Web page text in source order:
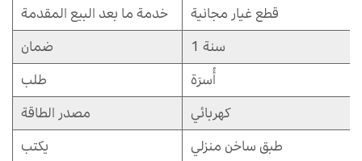
خدمة ما بعد البيع المقدمة
قطع غيار مجانية
ضمان
1 سنة
طلب
أُسرَة
مصدر الطاقة
كهربائي
يكتب
طبق ساخن منزلي